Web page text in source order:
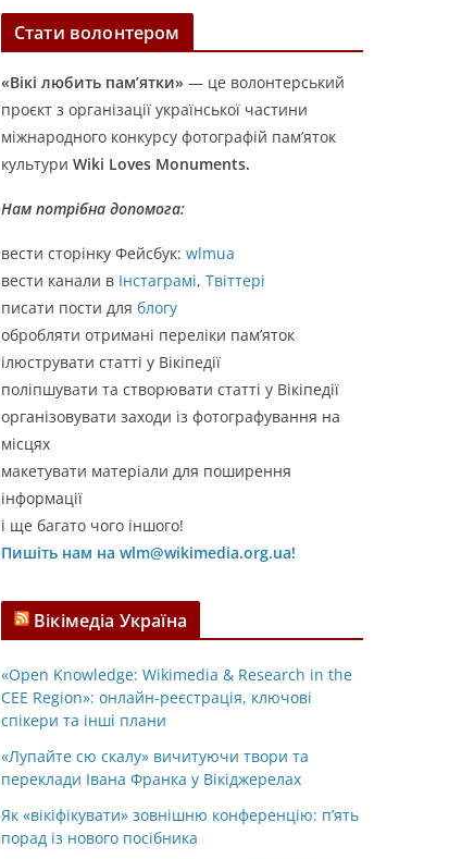
т
о
р
і
ї
Стати волонтером
«Вікі любить пам’ятки» — це волонтерський
проєкт з організації української частини
міжнародного конкурсу фотографій пам’яток
культури Wiki Loves Monuments.
Нам потрібна допомога:
вести сторінку Фейсбук: wlmua
вести канали в Інстаграмі, Твіттері
писати пости для блогу
обробляти отримані переліки пам’яток
ілюструвати статті у Вікіпедії
поліпшувати та створювати статті у Вікіпедії
організовувати заходи із фотографування на
місцях
макетувати матеріали для поширення
інформації
і ще багато чого іншого!
Пишіть нам на wlm@wikimedia.org.ua!
Вікімедіа Україна
«Open Knowledge: Wikimedia & Research in the
CEE Region»: онлайн-реєстрація, ключові
спікери та інші плани
«Лупайте сю скалу» вичитуючи твори та
переклади Івана Франка у Вікіджерелах
Як «вікіфікувати» зовнішню конференцію: п’ять
порад із нового посібника